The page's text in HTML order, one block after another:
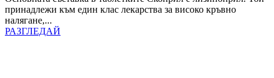
принадлежи към един клас лекарства за високо кръвно
налягане,...
РАЗГЛЕДАЙ